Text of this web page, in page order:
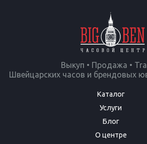
Выкуп • Продажа •
Швейцарских часов и брендовых
Каталог
Услуги
Блог
О центре